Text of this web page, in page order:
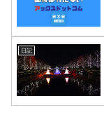
日記